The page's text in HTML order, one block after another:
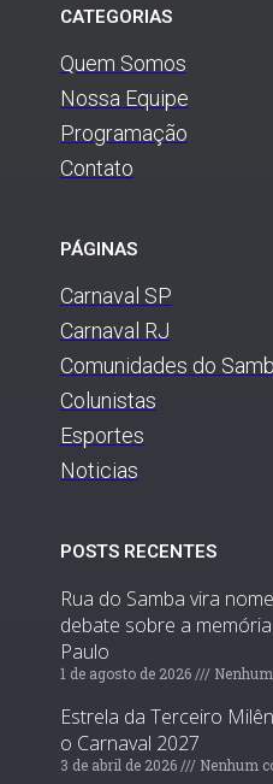
CATEGORIAS
Quem Somos
Nossa Equipe
Programação
Contato
PÁGINAS
Carnaval SP
Carnaval RJ
Comunidades do
Colunistas
Esportes
Noticias
POSTS RECENTES
Rua do Samba vira
debate sobre a
Paulo
1 de agosto de 2026
Estrela da Terceiro
o Carnaval 2027
3 de abril de 2026 Nenhum